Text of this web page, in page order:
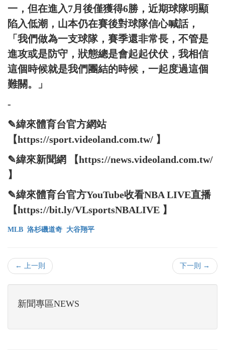
一，但在進入7月後僅獲得6勝，近期球隊明顯
陷入低潮，山本仍在賽後對球隊信心喊話，
「我們做為一支球隊，賽季還非常長，不管是
進攻或是防守，狀態總是會起起伏伏，我相信
這個時候就是我們團結的時候，一起度過這個
難關。」
-
✎緯來體育台官方網站
【https://sport.videoland.com.tw/ 】
✎緯來新聞網 【https://news.videoland.com.tw/
】
✎緯來體育台官方YouTube收看NBA LIVE直播
【https://bit.ly/VLsportsNBALIVE 】
MLB 洛杉磯道奇 大谷翔平
← 上一則 下一則 →
新聞專區NEWS